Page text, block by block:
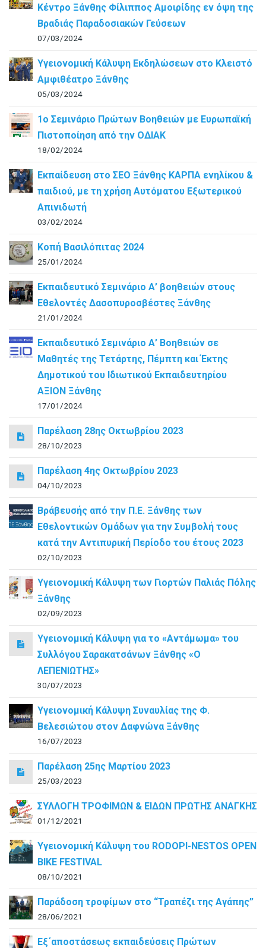
Κέντρο Ξάνθης Φίλιππος Αμοιρίδης εν όψη της
Βραδιάς Παραδοσιακών Γεύσεων
07/03/2024
Υγειονομική Κάλυψη Εκδηλώσεων στο Κλειστό
Αμφιθέατρο Ξάνθης
05/03/2024
1ο Σεμινάριο Πρώτων Βοηθειών με Ευρωπαϊκή
Πιστοποίηση από την ΟΔΙΑΚ
18/02/2024
Εκπαίδευση στο ΣΕΟ Ξάνθης ΚΑΡΠΑ ενηλίκου &
παιδιού, με τη χρήση Αυτόματου Εξωτερικού
Απινιδωτή
03/02/2024
Κοπή Βασιλόπιτας 2024
25/01/2024
Εκπαιδευτικό Σεμινάριο Α’ βοηθειών στους
Εθελοντές Δασοπυροσβέστες Ξάνθης
21/01/2024
Εκπαιδευτικό Σεμινάριο Α’ Βοηθειών σε
Μαθητές της Τετάρτης, Πέμπτη και Έκτης
Δημοτικού του Ιδιωτικού Εκπαιδευτηρίου
ΑΞΙΟΝ Ξάνθης
17/01/2024
Παρέλαση 28ης Οκτωβρίου 2023
28/10/2023
Παρέλαση 4ης Οκτωβρίου 2023
04/10/2023
Βράβευσής από την Π.Ε. Ξάνθης των
Εθελοντικών Ομάδων για την Συμβολή τους
κατά την Αντιπυρική Περίοδο του έτους 2023
02/10/2023
Υγειονομική Κάλυψη των Γιορτών Παλιάς Πόλης
Ξάνθης
02/09/2023
Υγειονομική Κάλυψη για το «Αντάμωμα» του
Συλλόγου Σαρακατσάνων Ξάνθης «Ο
ΛΕΠΕΝΙΩΤΗΣ»
30/07/2023
Υγειονομική Κάλυψη Συναυλίας της Φ.
Βελεσιώτου στον Δαφνώνα Ξάνθης
16/07/2023
Παρέλαση 25ης Μαρτίου 2023
25/03/2023
ΣΥΛΛΟΓΗ ΤΡΟΦΙΜΩΝ & ΕΙΔΩΝ ΠΡΩΤΗΣ ΑΝΑΓΚΗΣ
01/12/2021
Υγειονομική Κάλυψη του RODOPI-NESTOS OPEN
BIKE FESTIVAL
08/10/2021
Παράδοση τροφίμων στο “Τραπέζι της Αγάπης”
28/06/2021
Εξ΄αποστάσεως εκπαιδεύσεις Πρώτων